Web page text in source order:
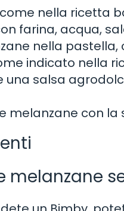
nella ricetta
farina, acqua,
nella pastella,
indicato nella
salsa
melanzane con
melanzane